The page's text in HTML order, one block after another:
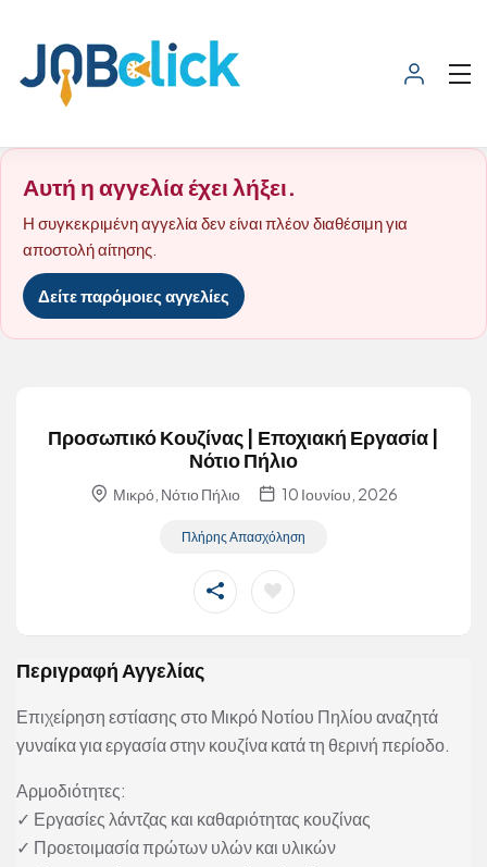
Αυτή η αγγελία έχει λήξει.
Η συγκεκριμένη αγγελία δεν είναι πλέον διαθέσιμη για
αποστολή αίτησης.
Δείτε παρόμοιες αγγελίες
Προσωπικό Κουζίνας | Εποχιακή Εργασία |
Νότιο Πήλιο
Μικρό, Νότιο Πήλιο 10 Ιουνίου, 2026
Πλήρης Απασχόληση
Περιγραφή Αγγελίας
Επιχείρηση εστίασης στο Μικρό Νοτίου Πηλίου αναζητά
γυναίκα για εργασία στην κουζίνα κατά τη θερινή περίοδο.
Αρμοδιότητες:
✓ Εργασίες λάντζας και καθαριότητας κουζίνας
✓ Προετοιμασία πρώτων υλών και υλικών